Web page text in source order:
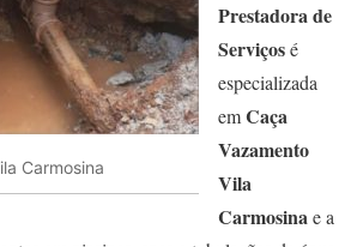
Carmosina
Prestadora de
Serviçosé
especializada
emCaça
Vazamento
Vila
Carmosinae a